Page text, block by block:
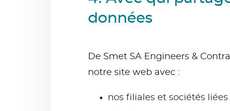
données
De Smet SA Engineers &
notre site web avec :
nos filiales et sociétés